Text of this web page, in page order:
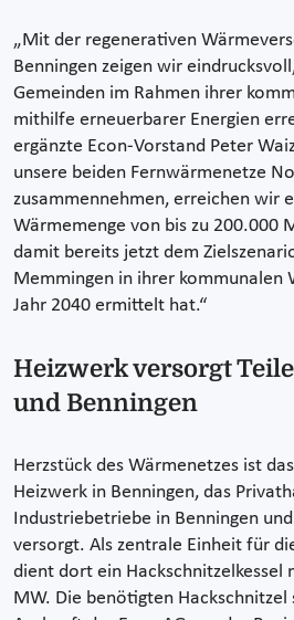
„Mit der regenerativen
Benningen zeigen wir
Gemeinden im Rahmen ihrer
mithilfe erneuerbarer Energien
ergänzte Econ-Vorstand Peter
unsere beiden Fernwärmenetze
zusammennehmen, erreichen wir
Wärmemenge von bis zu 200.000
damit bereits jetzt dem
Memmingen in ihrer kommunalen
Jahr 2040 ermittelt hat.“
Heizwerk versorgt
und Benningen
Herzstück des Wärmenetzes ist
Heizwerk in Benningen, das
Industriebetriebe in Benningen
versorgt. Als zentrale Einheit für
dient dort ein Hackschnitzelkessel
MW. Die benötigten Hackschnitzel